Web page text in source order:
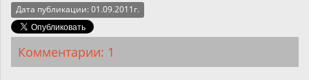
Дата публикации: 01.09.2011г.
Комментарии: 1